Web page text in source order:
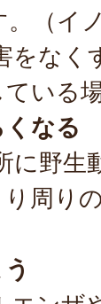
（イ
をな
いる
なる
に野生
周り